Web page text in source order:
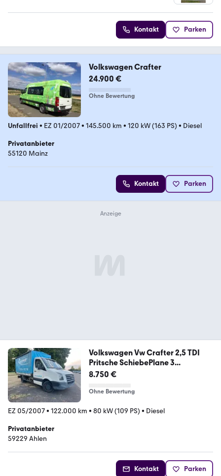
Kontakt Parken
Volkswagen Crafter
24.900 €
Ohne Bewertung
Unfallfrei • EZ 01/2007• 145.500 km • 120 kW (163 PS) • Diesel
Privatanbieter
55120 Mainz
Kontakt Parken
Volkswagen Vw Crafter 2,5 TDI
Pritsche SchiebePlane 3...
8.750 €
Ohne Bewertung
EZ 05/2007• 122.000 km • 80 kW (109 PS) • Diesel
Privatanbieter
59229 Ahlen
Kontakt Parken